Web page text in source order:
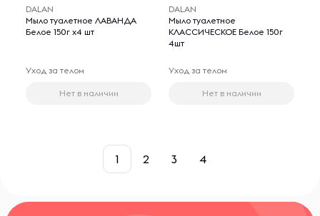
DALAN
Мыло туалетное ЛАВАНДА
Белое 150г х4 шт
Уход за телом
Нет в наличии
DALAN
Мыло туалетное
КЛАССИЧЕСКОЕ Белое 150г
4шт
Уход за телом
Нет в наличии
1 2 3 4